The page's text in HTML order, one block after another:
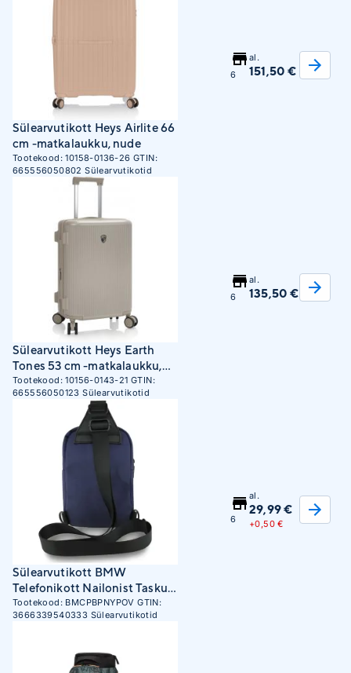
Sülearvutikott Heys Airlite 66
cm -matkalaukku, nude
Tootekood:10158-0136-26 GTIN:
665556050802 Sülearvutikotid
6
al.
151,50 €
Sülearvutikott Heys Earth
Tones 53 cm -matkalaukku,
beige
Tootekood:10156-0143-21 GTIN:
665556050123 Sülearvutikotid
6
al.
135,50 €
Sülearvutikott BMW
Telefonikott Nailonist Tasku
ja Metallist Logoga Ristkott
tumesinine
Tootekood: BMCPBPNYPOV GTIN:
3666339540333 Sülearvutikotid
6
al.
29,99 €
+0,50 €